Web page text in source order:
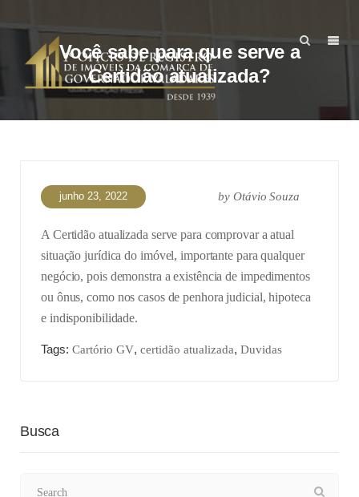
Você sabe para que serve a
Certidão atualizada?
junho 23, 2022 byOtávio Souza
A Certidão atualizada serve para comprovar a atual
situação jurídica do imóvel, importante para qualquer
negócio, pois demonstra a existência de impedimentos
ou ônus, como nos casos de penhora judicial, hipoteca
e indisponibilidade.
Tags: Cartório GV, certidão atualizada, Duvidas
Busca